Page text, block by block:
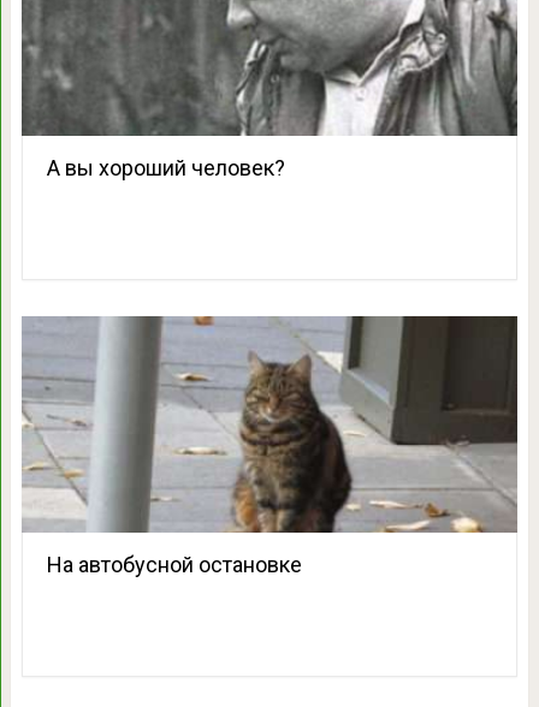
А вы хороший человек?⁠⁠
На автобусной остановке